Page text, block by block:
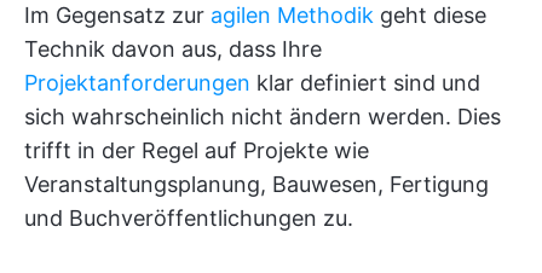
Im Gegensatz zur agilen Methodik geht diese
Technik davon aus, dass Ihre
Projektanforderungen klar definiert sind und
sich wahrscheinlich nicht ändern werden. Dies
trifft in der Regel auf Projekte wie
Veranstaltungsplanung, Bauwesen, Fertigung
und Buchveröffentlichungen zu.